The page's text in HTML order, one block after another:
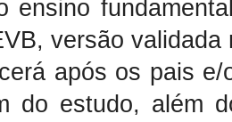
ensino
versão
após os pais
do estudo, além